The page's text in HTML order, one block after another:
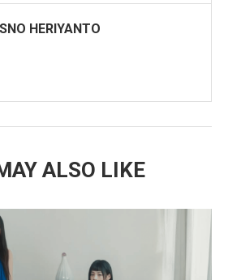
HERIYANTO
ALSO LIKE